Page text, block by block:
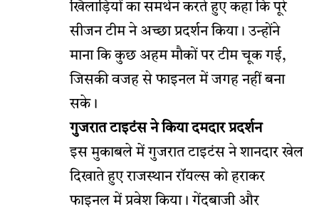
खिलाड़ियों का समर्थन करते हुए कहा कि पूरे
सीजन टीम ने अच्छा प्रदर्शन किया। उन्होंने
माना कि कुछ अहम मौकों पर टीम चूक गई,
जिसकी वजह से फाइनल में जगह नहीं बना
सके।
गुजरात टाइटंस ने किया दमदार प्रदर्शन
इस मुकाबले में गुजरात टाइटंस ने शानदार खेल
दिखाते हुए राजस्थान रॉयल्स को हराकर
फाइनल में प्रवेश किया। गेंदबाजी और